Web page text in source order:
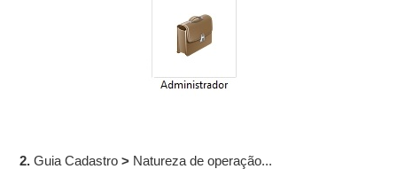
2.Guia Cadastro> Natureza de operação...